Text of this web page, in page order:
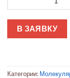
В ЗАЯВКУ
Категории: